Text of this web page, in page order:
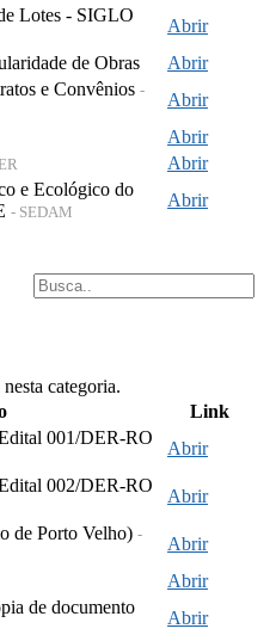
Lotes - SIGLO
Abrir
de Obras
Abrir
e Convênios -
Abrir
Abrir
Abrir
e Ecológico do
- SEDAM
Abrir
categoria.
Link
001/DER-RO
Abrir
002/DER-RO
Abrir
de Porto Velho) -
Abrir
Abrir
de documento
Abrir